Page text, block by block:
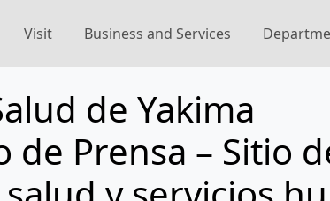
Visit Business and Services
de Yakima
de Prensa – Sitio